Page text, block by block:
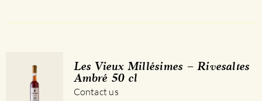
options
Les Vieux Millésimes – Rivesaltes
Ambré 50 cl
Contact us